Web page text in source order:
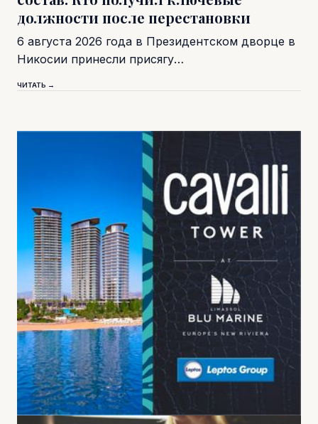
должности после перестановки
6 августа 2026 года в Президентском дворце в
Никосии принесли присягу…
ЧИТАТЬ →